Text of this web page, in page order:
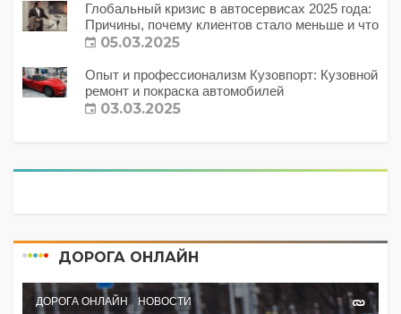
Глобальный кризис в автосервисах 2025 года:
Причины, почему клиентов стало меньше и что
с этим делать?
05.03.2025
Опыт и профессионализм Кузовпорт: Кузовной
ремонт и покраска автомобилей
03.03.2025
ДОРОГА ОНЛАЙН
ДОРОГА ОНЛАЙН НОВОСТИ